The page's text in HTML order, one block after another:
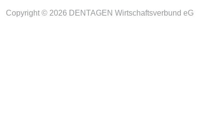
Copyright © 2026 DENTAGEN Wirtschaftsverbund eG